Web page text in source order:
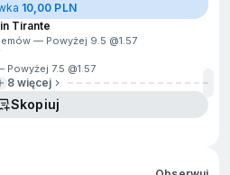
10,00 PLN
Tirante
— Powyżej 9.5 @1.57
Powyżej 7.5 @1.57
8 więcej
Skopiuj